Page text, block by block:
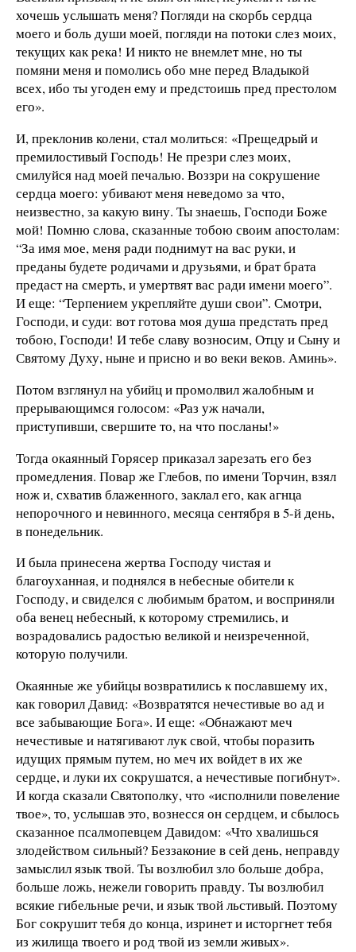
хочешь услышать меня? Погляди на скорбь сердца
моего и боль души моей, погляди на потоки слез моих,
текущих как река! И никто не внемлет мне, но ты
помяни меня и помолись обо мне перед Владыкой
всех, ибо ты угоден ему и предстоишь пред престолом
его».
И, преклонив колени, стал молиться: «Прещедрый и
премилостивый Господь! Не презри слез моих,
смилуйся над моей печалью. Воззри на сокрушение
сердца моего: убивают меня неведомо за что,
неизвестно, за какую вину. Ты знаешь, Господи Боже
мой! Помню слова, сказанные тобою своим апостолам:
“За имя мое, меня ради поднимут на вас руки, и
преданы будете родичами и друзьями, и брат брата
предаст на смерть, и умертвят вас ради имени моего”.
И еще: “Терпением укрепляйте души свои”. Смотри,
Господи, и суди: вот готова моя душа предстать пред
тобою, Господи! И тебе славу возносим, Отцу и Сыну и
Святому Духу, ныне и присно и во веки веков. Аминь».
Потом взглянул на убийц и промолвил жалобным и
прерывающимся голосом: «Раз уж начали,
приступивши, свершите то, на что посланы!»
Тогда окаянный Горясер приказал зарезать его без
промедления. Повар же Глебов, по имени Торчин, взял
нож и, схватив блаженного, заклал его, как агнца
непорочного и невинного, месяца сентября в 5-й день,
в понедельник.
И была принесена жертва Господу чистая и
благоуханная, и поднялся в небесные обители к
Господу, и свиделся с любимым братом, и восприняли
оба венец небесный, к которому стремились, и
возрадовались радостью великой и неизреченной,
которую получили.
Окаянные же убийцы возвратились к пославшему их,
как говорил Давид: «Возвратятся нечестивые во ад и
все забывающие Бога». И еще: «Обнажают меч
нечестивые и натягивают лук свой, чтобы поразить
идущих прямым путем, но меч их войдет в их же
сердце, и луки их сокрушатся, а нечестивые погибнут».
И когда сказали Святополку, что «исполнили повеление
твое», то, услышав это, вознесся он сердцем, и сбылось
сказанное псалмопевцем Давидом: «Что хвалишься
злодейством сильный? Беззаконие в сей день, неправду
замыслил язык твой. Ты возлюбил зло больше добра,
больше ложь, нежели говорить правду. Ты возлюбил
всякие гибельные речи, и язык твой льстивый. Поэтому
Бог сокрушит тебя до конца, изринет и исторгнет тебя
из жилища твоего и род твой из земли живых».